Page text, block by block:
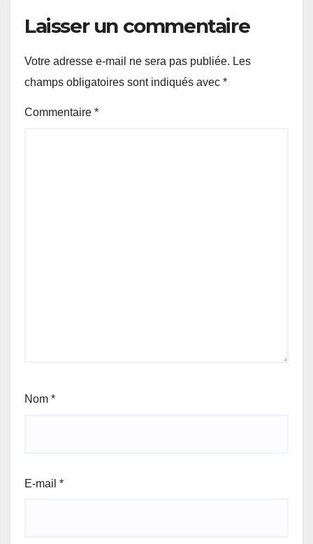
Laisser un commentaire
Votre adresse e-mail ne sera pas publiée. Les
champs obligatoires sont indiqués avec *
Commentaire *
Nom *
E-mail *